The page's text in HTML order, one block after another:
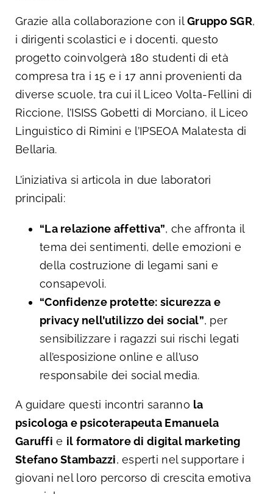
Grazie alla collaborazione con ilGruppo SGR,
i dirigenti scolastici e i docenti, questo
progetto coinvolgerà 180 studenti di età
compresa tra i 15 e i 17 anni provenienti da
diverse scuole, tra cui il Liceo Volta-Fellini di
Riccione, l’ISISS Gobetti di Morciano, il Liceo
Linguistico di Rimini e l’IPSEOA Malatesta di
Bellaria.
L’iniziativa si articola in due laboratori
principali:
“La relazione affettiva”, che affronta il
tema dei sentimenti, delle emozioni e
della costruzione di legami sani e
consapevoli.
“Confidenze protette: sicurezza e
privacy nell’utilizzo dei social”, per
sensibilizzare i ragazzi sui rischi legati
all’esposizione online e all’uso
responsabile dei social media.
A guidare questi incontri saranno la
psicologa e psicoterapeuta Emanuela
Garuffi e il formatore di digital marketing
Stefano Stambazzi, esperti nel supportare i
giovani nel loro percorso di crescita emotiva